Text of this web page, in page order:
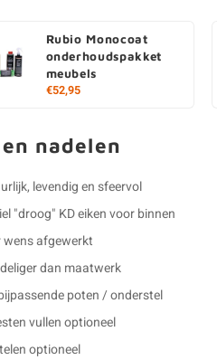
Rubio Monocoat
onderhoudspakket
meubels
€52,95
nadelen
levendig en sfeervol
"droog" KD eiken voor binnen
wens afgewerkt
dan maatwerk
poten / onderstel
vullen optioneel
optioneel